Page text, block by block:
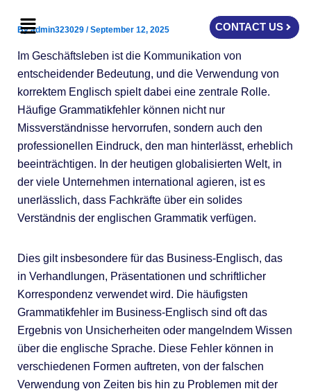
Menu CONTACT US
Byadmin323029 /September 12, 2025
Im Geschäftsleben ist die Kommunikation von
entscheidender Bedeutung, und die Verwendung von
korrektem Englisch spielt dabei eine zentrale Rolle.
Häufige Grammatikfehler können nicht nur
Missverständnisse hervorrufen, sondern auch den
professionellen Eindruck, den man hinterlässt, erheblich
beeinträchtigen. In der heutigen globalisierten Welt, in
der viele Unternehmen international agieren, ist es
unerlässlich, dass Fachkräfte über ein solides
Verständnis der englischen Grammatik verfügen.
Dies gilt insbesondere für das Business-Englisch, das
in Verhandlungen, Präsentationen und schriftlicher
Korrespondenz verwendet wird. Die häufigsten
Grammatikfehler im Business-Englisch sind oft das
Ergebnis von Unsicherheiten oder mangelndem Wissen
über die englische Sprache. Diese Fehler können in
verschiedenen Formen auftreten, von der falschen
Verwendung von Zeiten bis hin zu Problemen mit der